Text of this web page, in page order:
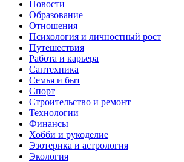
Новости
Образование
Отношения
Психология и личностный рост
Путешествия
Работа и карьера
Сантехника
Семья и быт
Спорт
Строительство и ремонт
Технологии
Финансы
Хобби и рукоделие
Эзотерика и астрология
Экология